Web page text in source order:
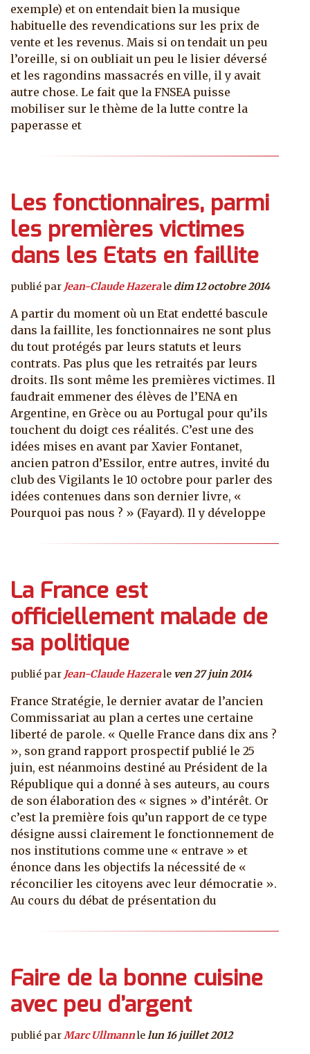
exemple) et on entendait bien la musique
habituelle des revendications sur les prix de
vente et les revenus. Mais si on tendait un peu
l’oreille, si on oubliait un peu le lisier déversé
et les ragondins massacrés en ville, il y avait
autre chose. Le fait que la FNSEA puisse
mobiliser sur le thème de la lutte contre la
paperasse et
Les fonctionnaires, parmi
les premières victimes
dans les Etats en faillite
publié par Jean-Claude Hazerale dim 12 octobre 2014
A partir du moment où un Etat endetté bascule
dans la faillite, les fonctionnaires ne sont plus
du tout protégés par leurs statuts et leurs
contrats. Pas plus que les retraités par leurs
droits. Ils sont même les premières victimes. Il
faudrait emmener des élèves de l’ENA en
Argentine, en Grèce ou au Portugal pour qu’ils
touchent du doigt ces réalités. C’est une des
idées mises en avant par Xavier Fontanet,
ancien patron d’Essilor, entre autres, invité du
club des Vigilants le 10 octobre pour parler des
idées contenues dans son dernier livre, «
Pourquoi pas nous ? » (Fayard). Il y développe
La France est
officiellement malade de
sa politique
publié par Jean-Claude Hazerale ven 27 juin 2014
France Stratégie, le dernier avatar de l’ancien
Commissariat au plan a certes une certaine
liberté de parole. « Quelle France dans dix ans ?
», son grand rapport prospectif publié le 25
juin, est néanmoins destiné au Président de la
République qui a donné à ses auteurs, au cours
de son élaboration des « signes » d’intérêt. Or
c’est la première fois qu’un rapport de ce type
désigne aussi clairement le fonctionnement de
nos institutions comme une « entrave » et
énonce dans les objectifs la nécessité de «
réconcilier les citoyens avec leur démocratie ».
Au cours du débat de présentation du
Faire de la bonne cuisine
avec peu d’argent
publié par Marc Ullmannle lun 16 juillet 2012